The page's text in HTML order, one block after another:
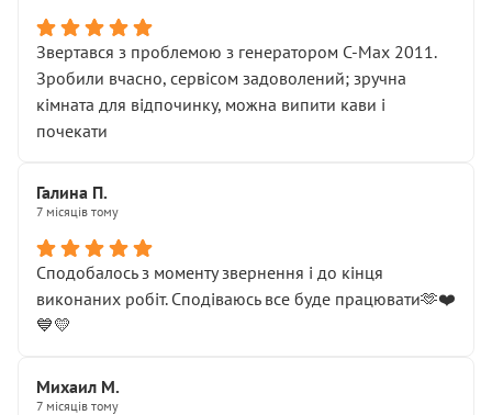
Звертався з проблемою з генератором C-Max 2011.
Зробили вчасно, сервісом задоволений; зручна
кімната для відпочинку, можна випити кави і
почекати
Галина П.
7 місяців тому
Сподобалось з моменту звернення і до кінця
виконаних робіт. Сподіваюсь все буде працювати🫶❤️
💙💛
Михаил М.
7 місяців тому